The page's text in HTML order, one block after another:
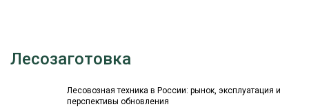
Лесозаготовка
Лесовозная техника в России: рынок, эксплуатация и
перспективы обновления